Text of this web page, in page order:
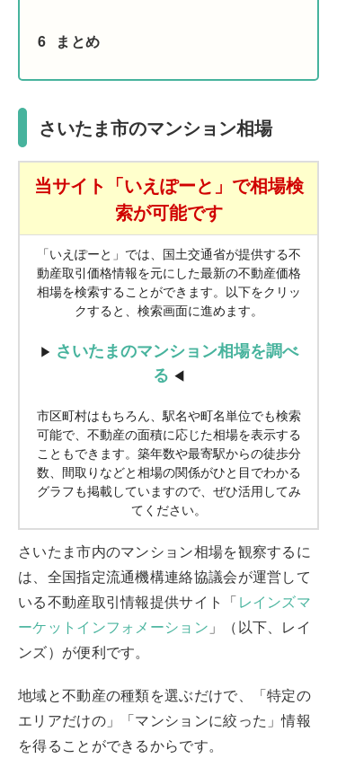
6 まとめ
さいたま市のマンション相場
当サイト「いえぽーと」で相場検
索が可能です
「いえぽーと」では、国土交通省が提供する不
動産取引価格情報を元にした最新の不動産価格
相場を検索することができます。以下をクリッ
クすると、検索画面に進めます。
▶ さいたまのマンション相場を調べ
る ◀
市区町村はもちろん、駅名や町名単位でも検索
可能で、不動産の面積に応じた相場を表示する
こともできます。築年数や最寄駅からの徒歩分
数、間取りなどと相場の関係がひと目でわかる
グラフも掲載していますので、ぜひ活用してみ
てください。
さいたま市内のマンション相場を観察するに
は、全国指定流通機構連絡協議会が運営して
いる不動産取引情報提供サイト「レインズマ
ーケットインフォメーション 」（以下、レイ
ンズ）が便利です。
地域と不動産の種類を選ぶだけで、「特定の
エリアだけの」「マンションに絞った」情報
を得ることができるからです。